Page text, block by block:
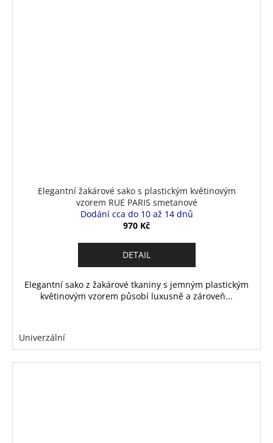
Elegantní žakárové sako s plastickým květinovým
vzorem RUE PARIS smetanové
Dodání cca do 10 až 14 dnů
970 Kč
DETAIL
Elegantní sako z žakárové tkaniny s jemným plastickým
květinovým vzorem působí luxusně a zároveň...
Univerzální